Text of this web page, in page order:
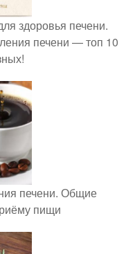
здоровья печени.
печени — топ 10
печени. Общие
пищи